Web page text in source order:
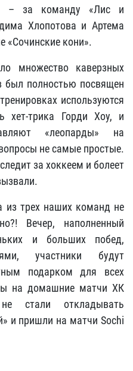
– за команду «Лис и
Хлопотова и Артема
«Сочинские кони».
множество каверзных
был полностью посвящен
используются
трика Горди Хоу, и
«леопарды» на
не самые простые.
за хоккеем и болеет
из трех наших команд не
Вечер, наполненный
и больших побед,
участники будут
подарком для всех
на домашние матчи ХК
стали откладывать
и пришли на матчи Sochi